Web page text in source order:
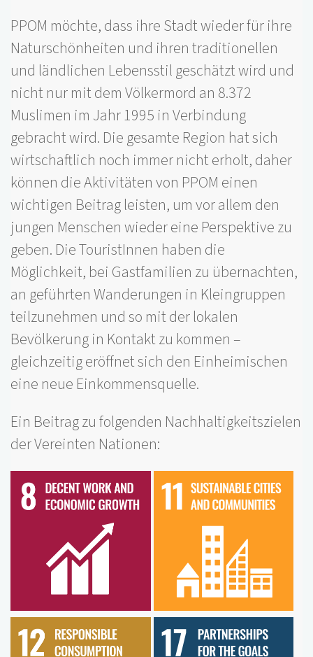
PPOM möchte, dass ihre Stadt wieder für ihre
Naturschönheiten und ihren traditionellen
und ländlichen Lebensstil geschätzt wird und
nicht nur mit dem Völkermord an 8.372
Muslimen im Jahr 1995 in Verbindung
gebracht wird. Die gesamte Region hat sich
wirtschaftlich noch immer nicht erholt, daher
können die Aktivitäten von PPOM einen
wichtigen Beitrag leisten, um vor allem den
jungen Menschen wieder eine Perspektive zu
geben. Die TouristInnen haben die
Möglichkeit, bei Gastfamilien zu übernachten,
an geführten Wanderungen in Kleingruppen
teilzunehmen und so mit der lokalen
Bevölkerung in Kontakt zu kommen –
gleichzeitig eröffnet sich den Einheimischen
eine neue Einkommensquelle.
Ein Beitrag zu folgenden Nachhaltigkeitszielen
der Vereinten Nationen: